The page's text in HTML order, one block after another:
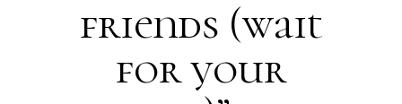
friends (wait
for your